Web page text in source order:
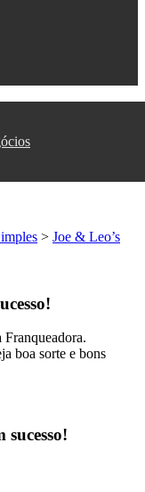
> Joe & Leo’s
boa sorte e bons